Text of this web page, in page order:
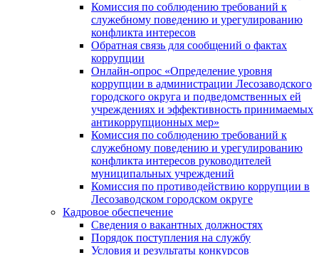
Комиссия по соблюдению требований к
служебному поведению и урегулированию
конфликта интересов
Обратная связь для сообщений о фактах
коррупции
Онлайн-опрос «Определение уровня
коррупции в администрации Лесозаводского
городского округа и подведомственных ей
учреждениях и эффективность принимаемых
антикоррупционных мер»
Комиссия по соблюдению требований к
служебному поведению и урегулированию
конфликта интересов руководителей
муниципальных учреждений
Комиссия по противодействию коррупции в
Лесозаводском городском округе
Кадровое обеспечение
Сведения о вакантных должностях
Порядок поступления на службу
Условия и результаты конкурсов